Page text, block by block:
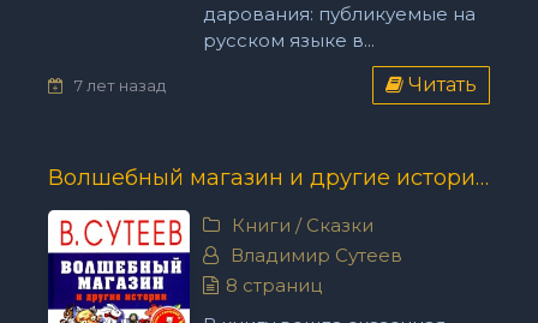
дарования: публикуемые на
русском языке в...
7 лет назад Читать
Волшебный магазин и другие истории - Владимир Сутеев
Книги / Сказки
Владимир Сутеев
8 страниц